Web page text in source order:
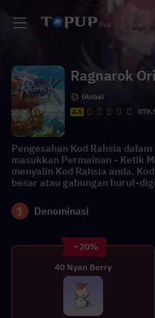
Ragnarok
Global
4.6
Pengesahan Kod Rahsia
masukkan Permainan - Ketik
menyalin Kod Rahsia anda.
besar atau gabungan huruf-
1 Denominasi
- 20%
40 Nyan Berry